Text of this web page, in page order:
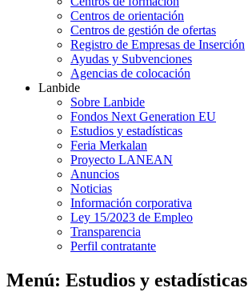
Centros de orientación
Centros de gestión de ofertas
Registro de Empresas de Inserción
Ayudas y Subvenciones
Agencias de colocación
Lanbide
Sobre Lanbide
Fondos Next Generation EU
Estudios y estadísticas
Feria Merkalan
Proyecto LANEAN
Anuncios
Noticias
Información corporativa
Ley 15/2023 de Empleo
Transparencia
Perfil contratante
Menú: Estudios y estadísticas